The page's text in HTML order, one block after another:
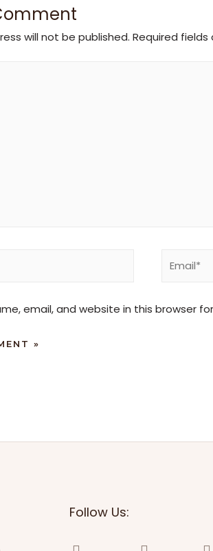
will not be published. Required fields
email, and website in this browser
Follow Us: